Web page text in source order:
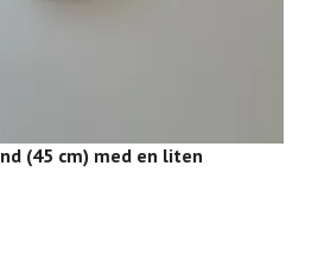
(45 cm) med en liten